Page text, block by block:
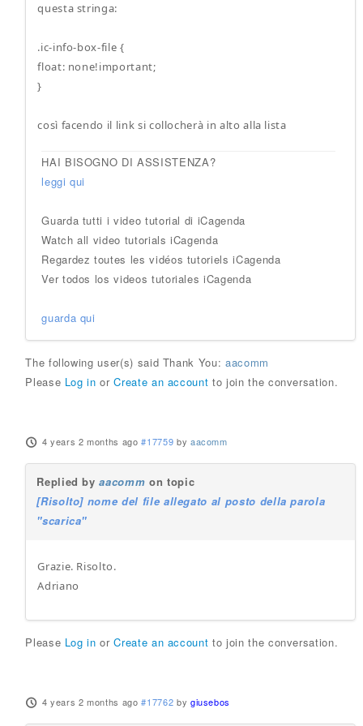
questa stringa:
.ic-info-box-file {
float: none!important;
}
così facendo il link si collocherà in alto alla lista
HAI BISOGNO DI ASSISTENZA?
leggi qui
Guarda tutti i video tutorial di iCagenda
Watch all video tutorials iCagenda
Regardez toutes les vidéos tutoriels iCagenda
Ver todos los videos tutoriales iCagenda
guarda qui
The following user(s) said Thank You: aacomm
Please Log in orCreate an account to join the conversation.
4 years 2 months ago #17759 by aacomm
Replied byaacomm on topic
[Risolto] nome del file allegato al posto della parola
"scarica"
Grazie. Risolto.
Adriano
Please Log in orCreate an account to join the conversation.
4 years 2 months ago #17762 by giusebos